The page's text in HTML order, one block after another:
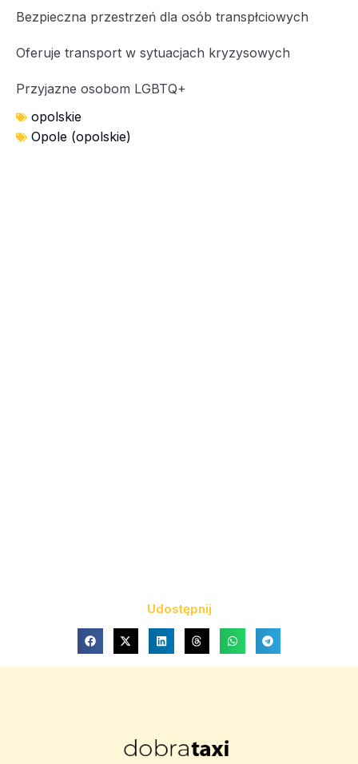
Bezpieczna przestrzeń dla osób transpłciowych
Oferuje transport w sytuacjach kryzysowych
Przyjazne osobom LGBTQ+
opolskie
Opole (opolskie)
Udostępnij